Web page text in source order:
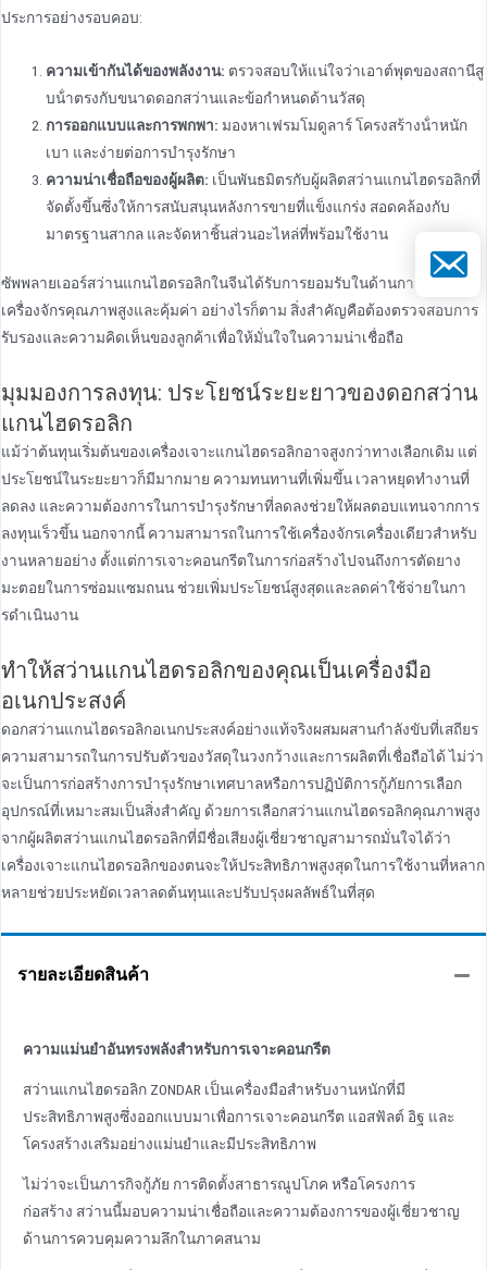
ประการอย่างรอบคอบ:
ความเข้ากันได้ของพลังงาน: ตรวจสอบให้แน่ใจว่าเอาต์พุตของสถานีสู
บน้ําตรงกับขนาดดอกสว่านและข้อกําหนดด้านวัสดุ
การออกแบบและการพกพา: มองหาเฟรมโมดูลาร์ โครงสร้างน้ําหนัก
เบา และง่ายต่อการบํารุงรักษา
ความน่าเชื่อถือของผู้ผลิต: เป็นพันธมิตรกับผู้ผลิตสว่านแกนไฮดรอลิกที่
จัดตั้งขึ้นซึ่งให้การสนับสนุนหลังการขายที่แข็งแกร่ง สอดคล้องกับ
มาตรฐานสากล และจัดหาชิ้นส่วนอะไหล่ที่พร้อมใช้งาน
ซัพพลายเออร์สว่านแกนไฮดรอลิกในจีนได้รับการยอมรับในด้านการผลิต
เครื่องจักรคุณภาพสูงและคุ้มค่า อย่างไรก็ตาม สิ่งสําคัญคือต้องตรวจสอบการ
รับรองและความคิดเห็นของลูกค้าเพื่อให้มั่นใจในความน่าเชื่อถือ
มุมมองการลงทุน: ประโยชน์ระยะยาวของดอกสว่าน
แกนไฮดรอลิก
แม้ว่าต้นทุนเริ่มต้นของเครื่องเจาะแกนไฮดรอลิกอาจสูงกว่าทางเลือกเดิม แต่
ประโยชน์ในระยะยาวก็มีมากมาย ความทนทานที่เพิ่มขึ้น เวลาหยุดทํางานที่
ลดลง และความต้องการในการบํารุงรักษาที่ลดลงช่วยให้ผลตอบแทนจากการ
ลงทุนเร็วขึ้น นอกจากนี้ ความสามารถในการใช้เครื่องจักรเครื่องเดียวสําหรับ
งานหลายอย่าง ตั้งแต่การเจาะคอนกรีตในการก่อสร้างไปจนถึงการตัดยาง
มะตอยในการซ่อมแซมถนน ช่วยเพิ่มประโยชน์สูงสุดและลดค่าใช้จ่ายในกา
รดําเนินงาน
ทําให้สว่านแกนไฮดรอลิกของคุณเป็นเครื่องมือ
อเนกประสงค์
ดอกสว่านแกนไฮดรอลิกอเนกประสงค์อย่างแท้จริงผสมผสานกําลังขับที่เสถียร
ความสามารถในการปรับตัวของวัสดุในวงกว้างและการผลิตที่เชื่อถือได้ ไม่ว่า
จะเป็นการก่อสร้างการบํารุงรักษาเทศบาลหรือการปฏิบัติการกู้ภัยการเลือก
อุปกรณ์ที่เหมาะสมเป็นสิ่งสําคัญ ด้วยการเลือกสว่านแกนไฮดรอลิกคุณภาพสูง
จากผู้ผลิตสว่านแกนไฮดรอลิกที่มีชื่อเสียงผู้เชี่ยวชาญสามารถมั่นใจได้ว่า
เครื่องเจาะแกนไฮดรอลิกของตนจะให้ประสิทธิภาพสูงสุดในการใช้งานที่หลาก
หลายช่วยประหยัดเวลาลดต้นทุนและปรับปรุงผลลัพธ์ในที่สุด
รายละเอียดสินค้า
ความแม่นยําอันทรงพลังสําหรับการเจาะคอนกรีต
สว่านแกนไฮดรอลิก ZONDAR เป็นเครื่องมือสําหรับงานหนักที่มี
ประสิทธิภาพสูงซึ่งออกแบบมาเพื่อการเจาะคอนกรีต แอสฟัลต์ อิฐ และ
โครงสร้างเสริมอย่างแม่นยําและมีประสิทธิภาพ
ไม่ว่าจะเป็นภารกิจกู้ภัย การติดตั้งสาธารณูปโภค หรือโครงการ
ก่อสร้าง สว่านนี้มอบความน่าเชื่อถือและความต้องการของผู้เชี่ยวชาญ
ด้านการควบคุมความลึกในภาคสนาม
อีเมล